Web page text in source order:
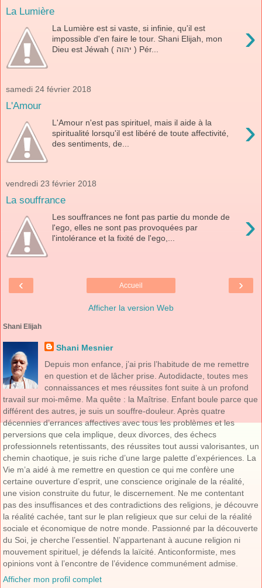
La Lumière
›
La Lumière est si vaste, si infinie, qu'il est
impossible d'en faire le tour. Shani Elijah, mon
Dieu est Jéwah ( יהוה ) Pér...
samedi 24 février 2018
L'Amour
›
L'Amour n'est pas spirituel, mais il aide à la
spiritualité lorsqu'il est libéré de toute affectivité,
des sentiments, de...
vendredi 23 février 2018
La souffrance
›
Les souffrances ne font pas partie du monde de
l'ego, elles ne sont pas provoquées par
l'intolérance et la fixité de l'ego,...
‹ ›
Accueil
Afficher la version Web
Shani Elijah
Shani Mesnier
Depuis mon enfance, j’ai pris l’habitude de me remettre
en question et de lâcher prise. Autodidacte, toutes mes
connaissances et mes réussites font suite à un profond
travail sur moi-même. Ma quête : la Maîtrise. Enfant boule parce que
différent des autres, je suis un souffre-douleur. Après quatre
décennies d’errances affectives avec tous les problèmes et les
perversions que cela implique, deux divorces, des échecs
professionnels retentissants, des réussites tout aussi valorisantes, un
chemin chaotique, je suis riche d’une large palette d’expériences. La
Vie m’a aidé à me remettre en question ce qui me confère une
certaine ouverture d’esprit, une conscience originale de la réalité,
une vision construite du futur, le discernement. Ne me contentant
pas des insuffisances et des contradictions des religions, je découvre
la réalité cachée, tant sur le plan religieux que sur celui de la réalité
sociale et économique de notre monde. Passionné par la découverte
du Soi, je cherche l’essentiel. N’appartenant à aucune religion ni
mouvement spirituel, je défends la laïcité. Anticonformiste, mes
opinions vont à l’encontre de l’évidence communément admise.
Afficher mon profil complet